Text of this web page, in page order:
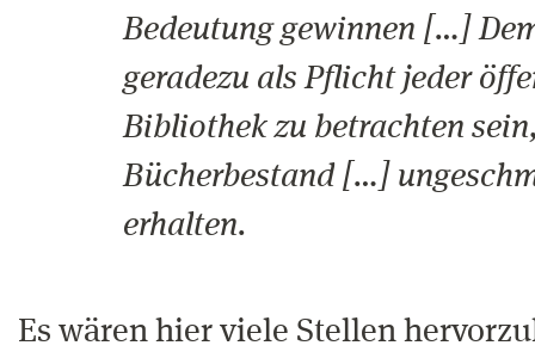
Bedeutung gewinnen […]
geradezu als Pflicht jeder
Bibliothek zu betrachten
Bücherbestand […]
erhalten.
Es wären hier viele Stellen